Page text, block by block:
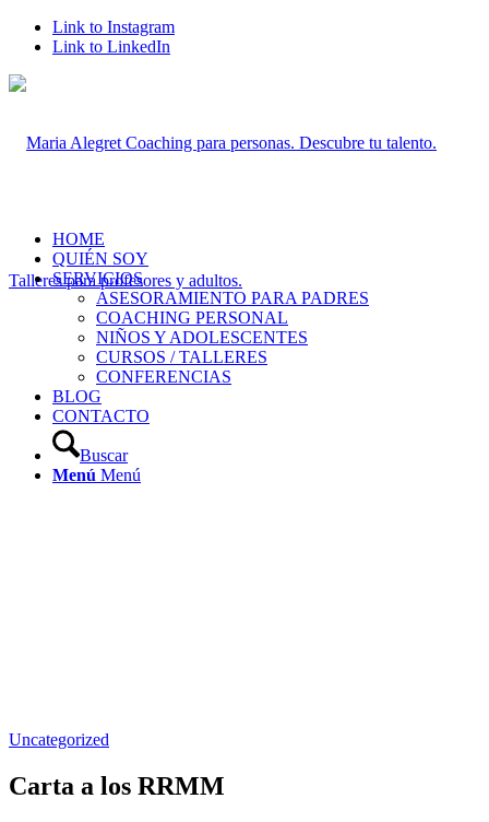
Link to Instagram
Link to LinkedIn
HOME
QUIÉN SOY
SERVICIOS
ASESORAMIENTO PARA PADRES
COACHING PERSONAL
NIÑOS Y ADOLESCENTES
CURSOS / TALLERES
CONFERENCIAS
BLOG
CONTACTO
Buscar
Menú Menú
Uncategorized
Carta a los RRMM